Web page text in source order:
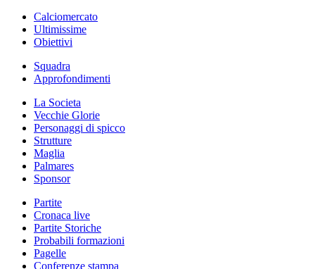
Calciomercato
Ultimissime
Obiettivi
Squadra
Approfondimenti
La Societa
Vecchie Glorie
Personaggi di spicco
Strutture
Maglia
Palmares
Sponsor
Partite
Cronaca live
Partite Storiche
Probabili formazioni
Pagelle
Conferenze stampa